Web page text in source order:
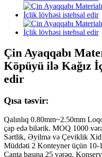
Çin Ayaqqabı
Köpüyü ilə Kağız
edir
Qısa təsvir:
Qalınlıq 0.80mm~2.50mm
çap edə bilərik. MOQ 1000
Sərtlik, Əyilmə və Çeviklik
Müddəti 2 Konteyner üçün 10-
Çanta başına 25 vərəq,